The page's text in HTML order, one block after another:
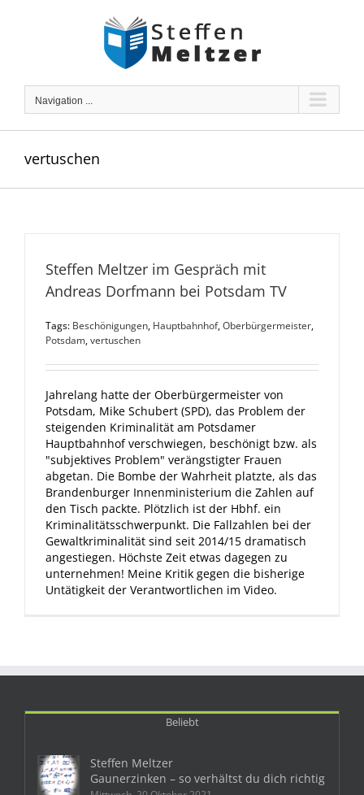
Navigation ...
vertuschen
Steffen Meltzer im Gespräch mit
Andreas Dorfmann bei Potsdam TV
Tags: Beschönigungen, Hauptbahnhof,Oberbürgermeister,
Potsdam,vertuschen
Jahrelang hatte der Oberbürgermeister von
Potsdam, Mike Schubert (SPD), das Problem der
steigenden Kriminalität am Potsdamer
Hauptbahnhof verschwiegen, beschönigt bzw. als
"subjektives Problem" verängstigter Frauen
abgetan. Die Bombe der Wahrheit platzte, als das
Brandenburger Innenministerium die Zahlen auf
den Tisch packte. Plötzlich ist der Hbhf. ein
Kriminalitätsschwerpunkt. Die Fallzahlen bei der
Gewaltkriminalität sind seit 2014/15 dramatisch
angestiegen. Höchste Zeit etwas dagegen zu
unternehmen! Meine Kritik gegen die bisherige
Untätigkeit der Verantwortlichen im Video.
Beliebt
Steffen Meltzer
Gaunerzinken – so verhältst du dich richtig